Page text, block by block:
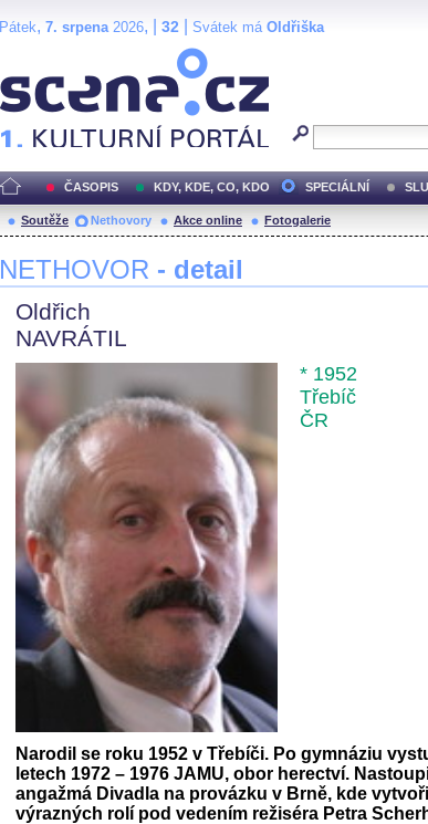
Pátek, 7. srpena2026, | 32 Svátek má Oldřiška
ČASOPIS KDY, KDE, CO, KDO SPECIÁLNÍ
Soutěže Nethovory Akce online Fotogalerie
NETHOVOR - detail
Oldřich
NAVRÁTIL
* 1952
Třebíč
ČR
Narodil se roku 1952 v Třebíči. Po gymnáziu
letech 1972 – 1976 JAMU, obor herectví.
angažmá Divadla na provázku v Brně, kde
výrazných rolí pod vedením režiséra Petra